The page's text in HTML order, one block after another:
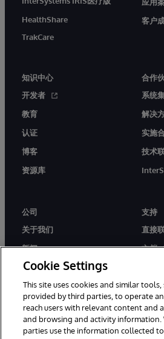
HealthShare
TrakCare
客户
知识中心
开发者
教育
认证
博客
资源库
合作
系统
解决
实施
技术
公司
关于我们
新闻
活动
工作机会
支持
直接
文档
Cookie Settings
This site uses cookies and similar
provided by third parties, to operate
reach users with relevant content and
and browsing and activity information.
parties use the information collected